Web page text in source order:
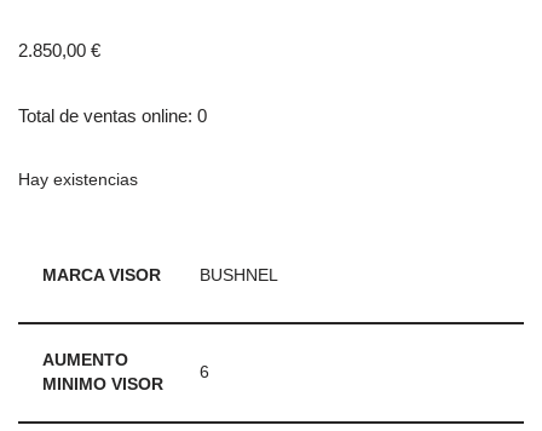
2.850,00 €
Total de ventas online: 0
Hay existencias
MARCA VISOR BUSHNEL
AUMENTO
MINIMO VISOR
6